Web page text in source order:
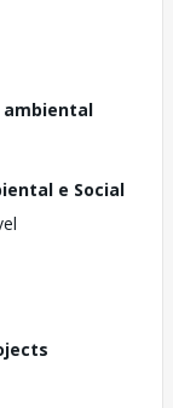
ambiental
e Social